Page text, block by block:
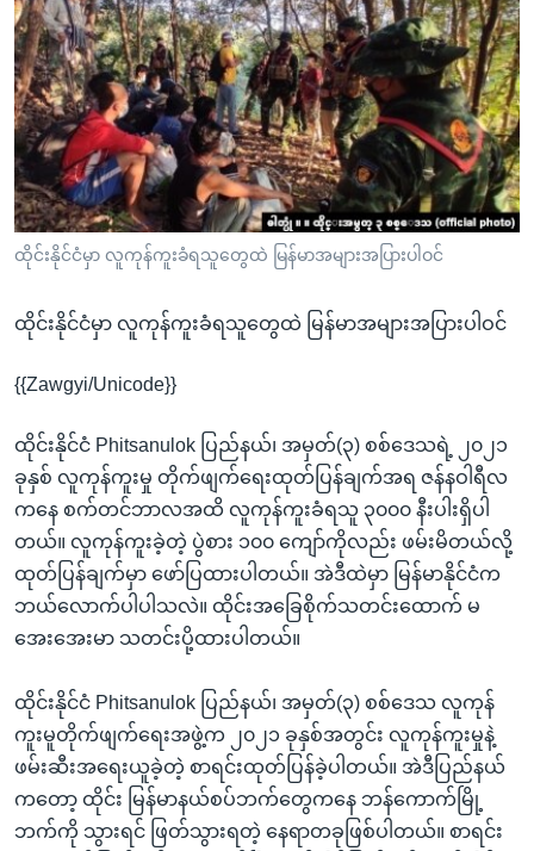
ရန်
ပင်မ
အ
ညွန်း
စာမျက်နှာ
သို့
ကျော်
ကြည့်
ရှာဖွေ
နေရာ
ကျော်
ရန်
မကြေးမုံရဲ့ အင်္ဂလိပ်စာ
ရုပ်ရှင်ထဲက အင်္ဂလိပ်စာ
သုတပဒေသာ အင်္ဂလိပ်စာ
ရေဒီယို
တီဗွီ
ရေဒီယိုနှင့်ရုပ်သံ အချက်အလက်များ
ရေဒီယို/တီဗွီအစီအစဉ်
Learning English
ဗွီအိုအေ လူမှုကွန်ယက်များ
ဘာသာစကားများ
ထိုင်းနိုင်ငံမှာ လူကုန်ကူးခံရသူတွေထဲ မြန်မာအများအပြားပါဝင်
ထိုင်းနိုင်ငံမှာ လူကုန်ကူးခံရသူတွေထဲ မြန်မာအများအပြားပါဝင်
{{Zawgyi/Unicode}}
ထိုင်းနိုင်ငံ Phitsanulok ပြည်နယ်၊ အမှတ်(၃) စစ်ဒေသရဲ့ ၂၀၂၁
ခုနှစ် လူကုန်ကူးမှု တိုက်ဖျက်ရေးထုတ်ပြန်ချက်အရ ဇန်နဝါရီလ
ကနေ စက်တင်ဘာလအထိ လူကုန်ကူးခံရသူ ၃၀၀၀ နီးပါးရှိပါ
တယ်။ လူကုန်ကူးခဲ့တဲ့ ပွဲစား ၁၀၀ ကျော်ကိုလည်း ဖမ်းမိတယ်လို့
ထုတ်ပြန်ချက်မှာ ဖော်ပြထားပါတယ်။ အဲဒီထဲမှာ မြန်မာနိုင်ငံက
ဘယ်လောက်ပါပါသလဲ။ ထိုင်းအခြေစိုက်သတင်းထောက် မ
အေးအေးမာ သတင်းပို့ထားပါတယ်။
ထိုင်းနိုင်ငံ Phitsanulok ပြည်နယ်၊ အမှတ်(၃) စစ်ဒေသ လူကုန်
ကူးမူတိုက်ဖျက်ရေးအဖွဲ့က ၂၀၂၁ ခုနှစ်အတွင်း လူကုန်ကူးမှုနဲ့
ဖမ်းဆီးအရေးယူခဲ့တဲ့ စာရင်းထုတ်ပြန်ခဲ့ပါတယ်။ အဲဒီပြည်နယ်
ကတော့ ထိုင်း မြန်မာနယ်စပ်ဘက်တွေကနေ ဘန်ကောက်မြို့
ဘက်ကို သွားရင် ဖြတ်သွားရတဲ့ နေရာတခုဖြစ်ပါတယ်။ စာရင်း